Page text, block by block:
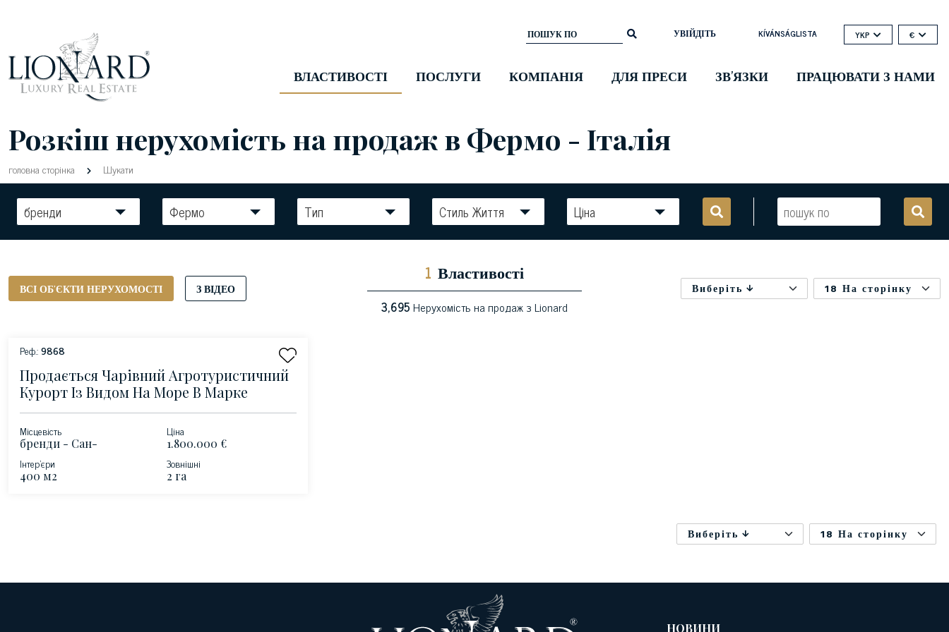
УВІЙДІТЬ KÍVÁNSÁGLISTA YKP €
ВЛАСТИВОСТІ ПОСЛУГИ КОМПАНІЯ ДЛЯ ПРЕСИ ЗВ'ЯЗКИ ПРАЦЮВАТИ З НАМИ
Розкіш нерухомість на продаж в Фермо - Італія
головна сторінка Шукати
бренди Фермо Тип Стиль Життя Ціна
ВСІ ОБ'ЄКТИ НЕРУХОМОСТІ З ВІДЕО
1 Властивості
3,695Нерухомість на продаж з Lionard
Виберіть 18 На сторінку
Реф.:9868
Продається Чарівний Агротуристичний
Курорт Із Видом На Море В Марке
Місцевість
бренди - Сан-
Тронто
Ціна
1.800.000 €
Інтер'єри
400 м2
Зовнішні
2 га
Виберіть 18 На сторінку
НОВИНИ